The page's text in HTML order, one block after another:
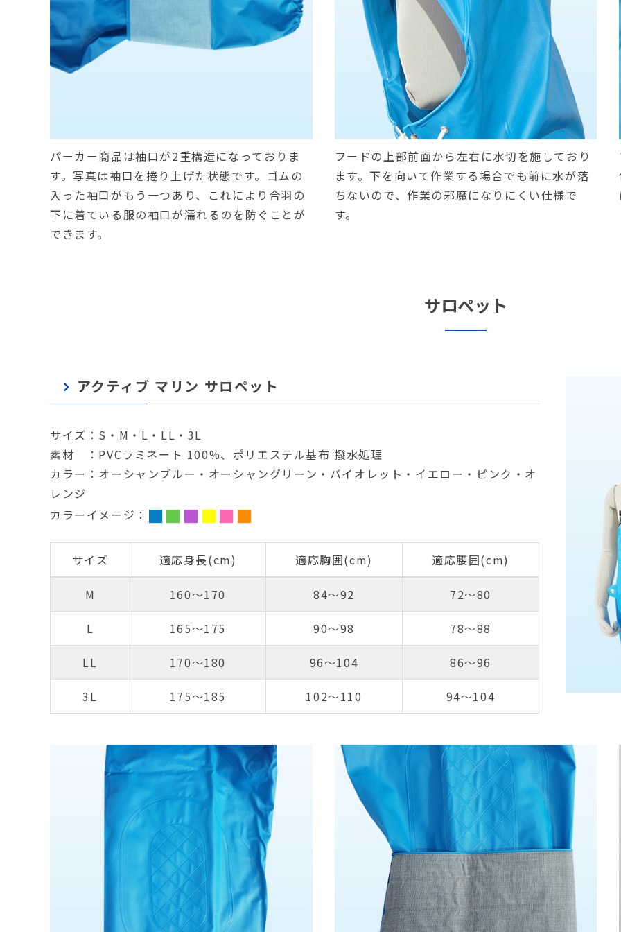
パーカー商品は袖口が2重構造になっておりま
す。写真は袖口を捲り上げた状態です。ゴムの
入った袖口がもう一つあり、これにより合羽の
下に着ている服の袖口が濡れるのを防ぐことが
できます。
フードの上部前面から左右に水切を施しており
ます。下を向いて作業する場合でも前に水が落
ちないので、作業の邪魔になりにくい仕様で
す。
サロペット
アクティブ マリン サロペット
サイズ：S・M・L・LL・3L
素材 ：PVCラミネート 100%、ポリエステル基布 撥水処理
カラー：オーシャンブルー・オーシャングリーン・バイオレット・イエロー・ピンク・オ
レンジ
カラーイメージ： ■■■■■■
サイズ 適応身長(cm) 適応胸囲(cm) 適応腰囲(cm)
M 160～170 84～92 72～80
L 165～175 90～98 78～88
LL 170～180 96～104 86～96
3L 175～185 102～110 94～104